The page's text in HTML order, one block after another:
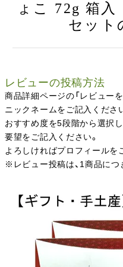
ょこ 72g 箱入
セット
レビューの投稿方法
商品詳細ページの「レビュー
ニックネームをご記入くださ
おすすめ度を5段階から選択
要望をご記入ください。
よろしければプロフィールを
※レビュー投稿は、1商品につ